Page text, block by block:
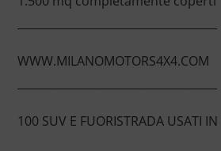
WWW.MILANOMOTORS4X4.COM
100 SUV E FUORISTRADA USATI